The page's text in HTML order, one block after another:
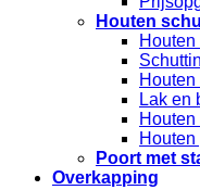
Houten
Lak en
Houten
Poort met
Overkapping